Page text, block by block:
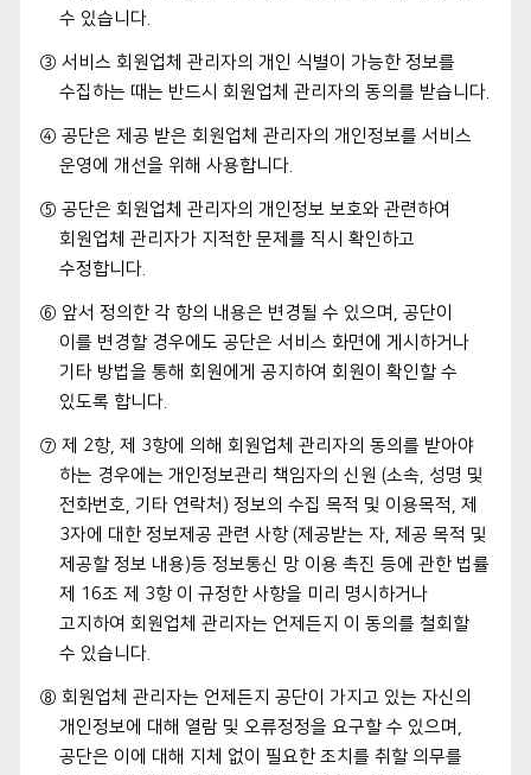
수 있습니다.
③ 서비스 회원업체 관리자의 개인 식별이 가능한 정보를
수집하는 때는 반드시 회원업체 관리자의 동의를 받습니다.
④ 공단은 제공 받은 회원업체 관리자의 개인정보를 서비스
운영에 개선을 위해 사용합니다.
⑤ 공단은 회원업체 관리자의 개인정보 보호와 관련하여
회원업체 관리자가 지적한 문제를 직시 확인하고
수정합니다.
⑥ 앞서 정의한 각 항의 내용은 변경될 수 있으며, 공단이
이를 변경할 경우에도 공단은 서비스 화면에 게시하거나
기타 방법을 통해 회원에게 공지하여 회원이 확인할 수
있도록 합니다.
⑦ 제 2항, 제 3항에 의해 회원업체 관리자의 동의를 받아야
하는 경우에는 개인정보관리 책임자의 신원 (소속, 성명 및
전화번호, 기타 연락처) 정보의 수집 목적 및 이용목적, 제
3자에 대한 정보제공 관련 사항 (제공받는 자, 제공 목적 및
제공할 정보 내용)등 정보통신 망 이용 촉진 등에 관한 법률
제 16조 제 3항 이 규정한 사항을 미리 명시하거나
고지하여 회원업체 관리자는 언제든지 이 동의를 철회할
수 있습니다.
⑧ 회원업체 관리자는 언제든지 공단이 가지고 있는 자신의
개인정보에 대해 열람 및 오류정정을 요구할 수 있으며,
공단은 이에 대해 지체 없이 필요한 조치를 취할 의무를